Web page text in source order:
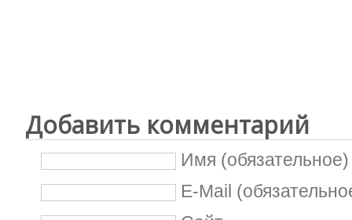
Добавить комментарий
Имя (обязательное)
E-Mail